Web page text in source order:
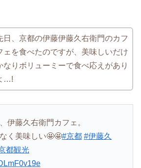
日、京都の伊藤伊藤久右衛門のカフ
ェを食べたのですが、美味しいだけ
なりボリューミーで食べ応えがあり
…!
伊藤久右衛門カフェ。
く美味しい🤩🤩#京都 #伊藤久
都観光